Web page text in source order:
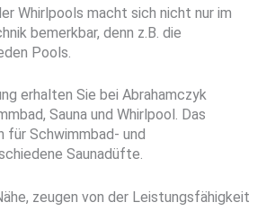
Whirlpools macht sich nicht nur im
bemerkbar, denn z.B. die
Pools.
erhalten Sie bei Abrahamczyk
Sauna und Whirlpool. Das
für Schwimmbad- und
Saunadüfte.
zeugen von der Leistungsfähigkeit